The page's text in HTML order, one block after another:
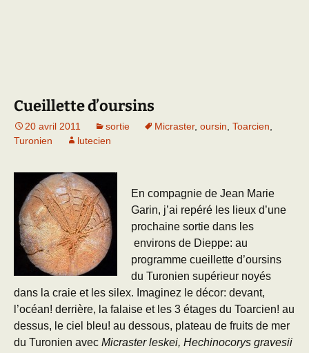
Cueillette d’oursins
20 avril 2011 sortie Micraster, oursin Toarcien
Turonien
lutecien
En compagnie de Jean Marie
Garin, j’ai repéré les lieux d’une
prochaine sortie dans les
environs de Dieppe: au
programme cueillette d’oursins
du Turonien supérieur noyés
dans la craie et les silex. Imaginez le décor: devant,
l’océan! derrière, la falaise et les 3 étages du Toarcien! au
dessus, le ciel bleu! au dessous, plateau de fruits de mer
du Turonien avec Micraster leskei, Hechinocorys gravesii